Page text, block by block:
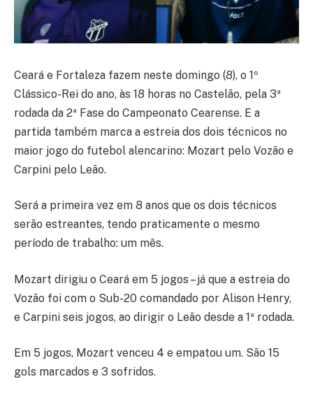
Ceará e Fortaleza fazem neste domingo (8), o 1º
Clássico-Rei do ano, às 18 horas no Castelão, pela 3ª
rodada da 2ª Fase do Campeonato Cearense. E a
partida também marca a estreia dos dois técnicos no
maior jogo do futebol alencarino: Mozart pelo Vozão e
Carpini pelo Leão.
Será a primeira vez em 8 anos que os dois técnicos
serão estreantes, tendo praticamente o mesmo
período de trabalho: um mês.
Mozart dirigiu o Ceará em 5 jogos – já que a estreia do
Vozão foi com o Sub-20 comandado por Alison Henry,
e Carpini seis jogos, ao dirigir o Leão desde a 1ª rodada.
Em 5 jogos, Mozart venceu 4 e empatou um. São 15
gols marcados e 3 sofridos.